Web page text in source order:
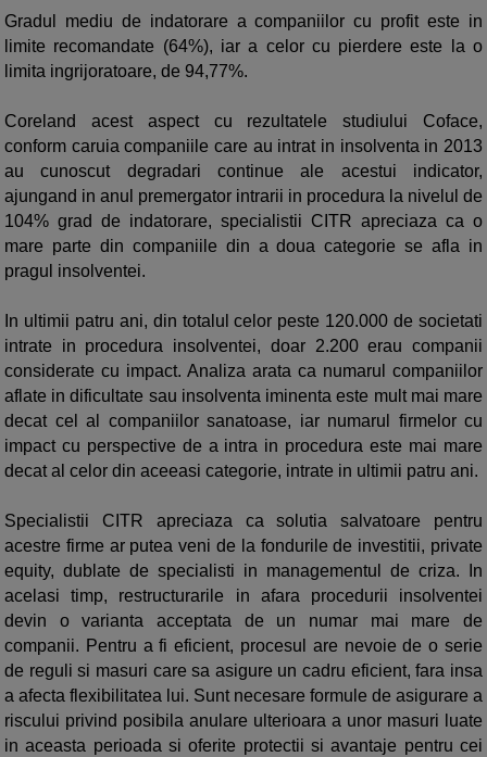
Gradul mediu de indatorare a companiilor cu profit este in
limite recomandate (64%), iar a celor cu pierdere este la o
limita ingrijoratoare, de 94,77%.
Coreland acest aspect cu rezultatele studiului Coface,
conform caruia companiile care au intrat in insolventa in 2013
au cunoscut degradari continue ale acestui indicator,
ajungand in anul premergator intrarii in procedura la nivelul de
104% grad de indatorare, specialistii CITR apreciaza ca o
mare parte din companiile din a doua categorie se afla in
pragul insolventei.
In ultimii patru ani, din totalul celor peste 120.000 de societati
intrate in procedura insolventei, doar 2.200 erau companii
considerate cu impact. Analiza arata ca numarul companiilor
aflate in dificultate sau insolventa iminenta este mult mai mare
decat cel al companiilor sanatoase, iar numarul firmelor cu
impact cu perspective de a intra in procedura este mai mare
decat al celor din aceeasi categorie, intrate in ultimii patru ani.
Specialistii CITR apreciaza ca solutia salvatoare pentru
acestre firme ar putea veni de la fondurile de investitii, private
equity, dublate de specialisti in managementul de criza. In
acelasi timp, restructurarile in afara procedurii insolventei
devin o varianta acceptata de un numar mai mare de
companii. Pentru a fi eficient, procesul are nevoie de o serie
de reguli si masuri care sa asigure un cadru eficient, fara insa
a afecta flexibilitatea lui. Sunt necesare formule de asigurare a
riscului privind posibila anulare ulterioara a unor masuri luate
in aceasta perioada si oferite protectii si avantaje pentru cei